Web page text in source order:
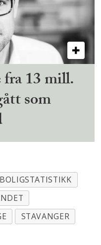
13 mill.
som
BOLIGSTATISTIKK
STAVANGER